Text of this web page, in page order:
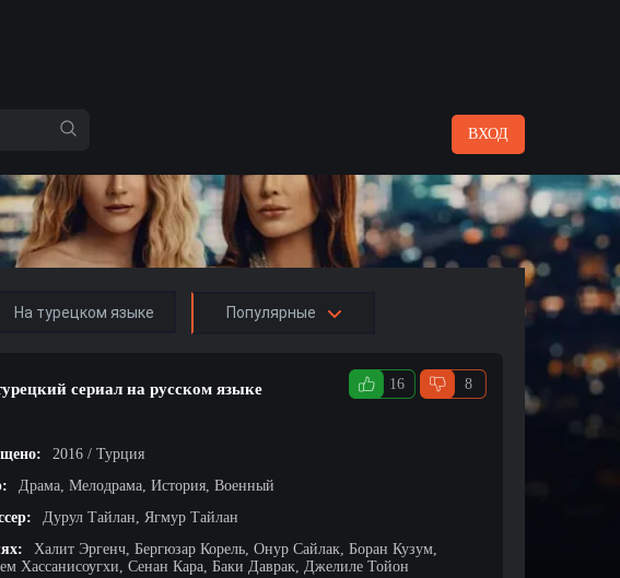
ВХОД
На турецком языке Популярные
сериал на русском языке 16 8
2016 / Турция
Драма, Мелодрама, История, Военный
Дурул Тайлан, Ягмур Тайлан
Халит Эргенч, Бергюзар Корель, Онур Сайлак, Боран Кузум,
Хассанисоугхи, Сенан Кара, Баки Даврак, Джелиле Тойон